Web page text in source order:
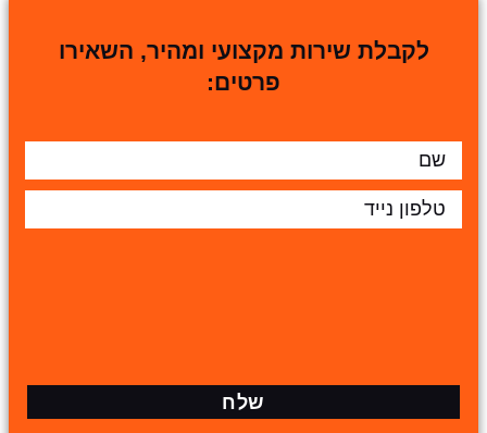
שירות מקצועי ומהיר, השאירו